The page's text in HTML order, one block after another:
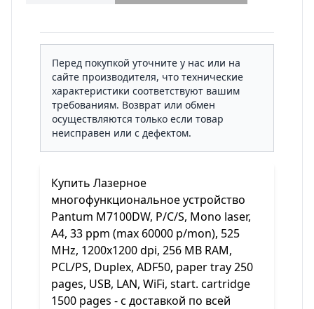
Перед покупкой уточните у нас или на
сайте производителя, что технические
характеристики соответствуют вашим
требованиям. Возврат или обмен
осуществляются только если товар
неисправен или с дефектом.
Купить Лазерное
многофункциональное устройство
Pantum M7100DW, P/C/S, Mono laser,
А4, 33 ppm (max 60000 p/mon), 525
MHz, 1200x1200 dpi, 256 MB RAM,
PCL/PS, Duplex, ADF50, paper tray 250
pages, USB, LAN, WiFi, start. cartridge
1500 pages - с доставкой по всей